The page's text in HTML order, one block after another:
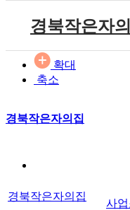
확대
축소
경북작은자의집
경북작은자
원장인사말
시설소개
재단소개
공지사항
자유게시판
식단표
경북작은자의집
사업